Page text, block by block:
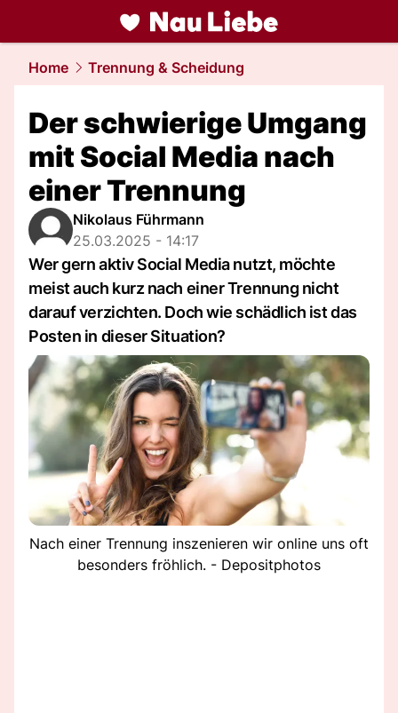
liebe.NAU.ch
Home Trennung & Scheidung
Der schwierige Umgang
mit Social Media nach
einer Trennung
Nikolaus Führmann
25.03.2025 - 14:17
Wer gern aktiv Social Media nutzt, möchte
meist auch kurz nach einer Trennung nicht
darauf verzichten. Doch wie schädlich ist das
Posten in dieser Situation?
Nach einer Trennung inszenieren wir online uns oft
besonders fröhlich. - Depositphotos